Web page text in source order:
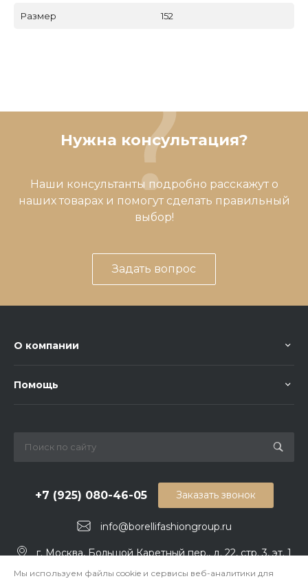
Размер 152
Нужна консультация?
Наши консультанты подробно расскажут о
наших товарах и помогут сделать правильный
выбор!
Задать вопрос
О компании
Помощь
+7 (925) 080-46-05
info@borellifashiongroup.ru
Заказать звонок
г. Москва, Большой Каретный пер., д. 22, стр. 3, эт. 1
Мы используем файлы cookie и сервисы веб-аналитики для